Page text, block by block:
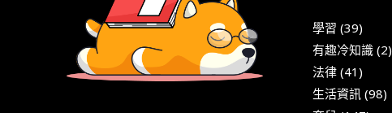
學習 (39)
有趣冷知識(2)
法律(41)
生活資訊(98)